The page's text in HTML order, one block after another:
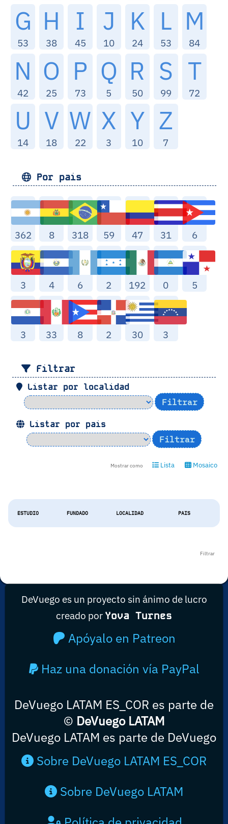
G
53
H
38
I
45
J
10
K
24
L
53
M
84
N
42
O
25
P
73
Q
5
R
50
S
99
T
72
U
14
V
18
W
22
X
3
Y
10
Z
7
Por pais
362 8 318 59 47 31 6
3 4 6 2 192 0 5
3 33 8 2 30 3
Filtrar
Listar por localidad
Listar por pais
Mostrar como Lista Mosaico
ESTUDIO FUNDADO LOCALIDAD PAIS
Filtrar
DeVuego es un proyecto sin ánimo de lucro
creado por Yova Turnes
Apóyalo en Patreon
Haz una donación vía PayPal
DeVuego LATAM ES_COR es parte de
© DeVuego LATAM
DeVuego LATAM es parte de DeVuego
Sobre DeVuego LATAM ES_COR
Sobre DeVuego LATAM